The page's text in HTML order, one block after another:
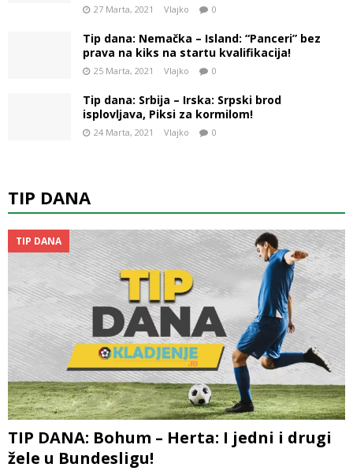
27 Marta, 2021 Vlajko 0
Tip dana: Nemačka – Island: “Panceri” bez
prava na kiks na startu kvalifikacija!
25 Marta, 2021 Vlajko 0
Tip dana: Srbija – Irska: Srpski brod
isplovljava, Piksi za kormilom!
24 Marta, 2021 Vlajko 0
TIP DANA
TIP DANA
TIP DANA: Bohum – Herta: I jedni i drugi
žele u Bundesligu!